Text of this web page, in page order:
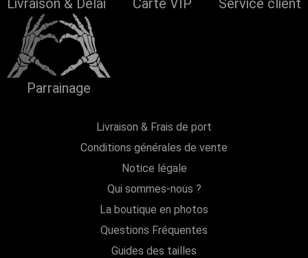
Livraison & Délai Carte VIP Service client
Parrainage
Livraison & Frais de port
Conditions générales de vente
Notice légale
Qui sommes-nous ?
La boutique en photos
Questions Fréquentes
Guides des tailles